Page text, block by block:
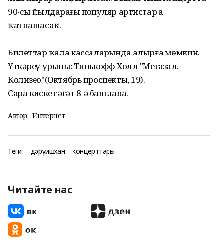
90-сы йылдарҙағы популяр артистар ҙа
ҡатнашасаҡ.
Билеттар ҡала кассаларында алырға мөмкин.
Үткәреү урыны: Тинькофф Холл "Мегазал.
Колизео"(Октябрь проспекты, 19).
Сара киске сәғәт 8-ҙә башлана.
Автор: Интернет
Теги: дәрүишхан концерттары
Читайте нас